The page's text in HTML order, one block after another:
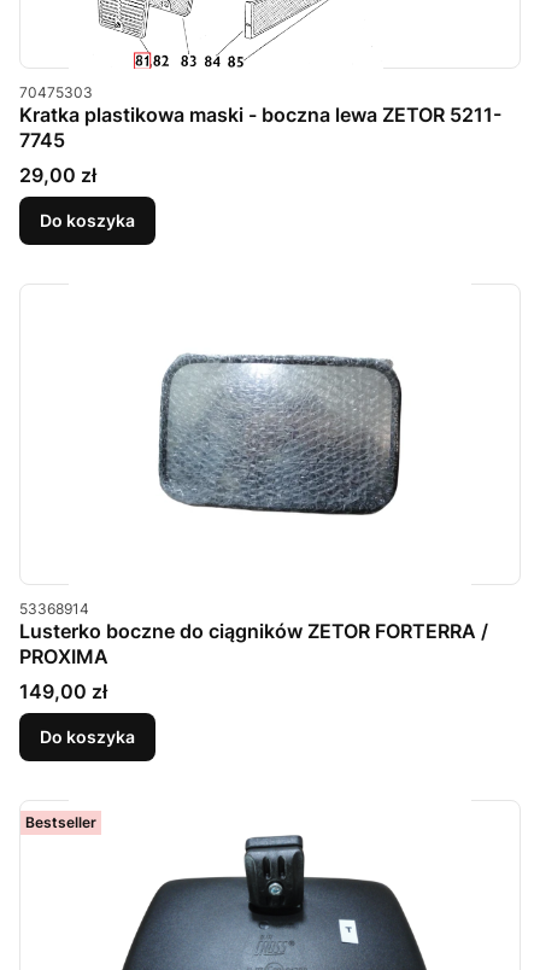
Kod produktu
70475303
Kratka plastikowa maski - boczna lewa ZETOR 5211-
7745
Cena
29,00 zł
Do koszyka
Kod produktu
53368914
Lusterko boczne do ciągników ZETOR FORTERRA /
PROXIMA
Cena
149,00 zł
Do koszyka
Bestseller